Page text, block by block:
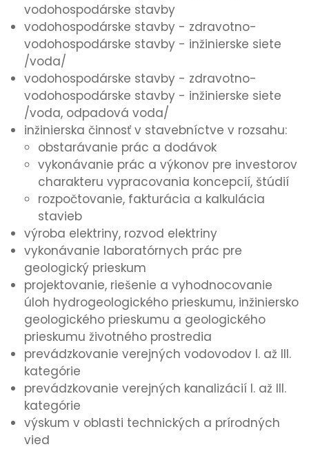
vodohospodárske stavby
vodohospodárske stavby - zdravotno-
vodohospodárske stavby - inžinierske siete
/voda/
vodohospodárske stavby - zdravotno-
vodohospodárske stavby - inžinierske siete
/voda, odpadová voda/
inžinierska činnosť v stavebníctve v rozsahu:
obstarávanie prác a dodávok
vykonávanie prác a výkonov pre investorov
charakteru vypracovania koncepcií, štúdií
rozpočtovanie, fakturácia a kalkulácia
stavieb
výroba elektriny, rozvod elektriny
vykonávanie laboratórnych prác pre
geologický prieskum
projektovanie, riešenie a vyhodnocovanie
úloh hydrogeologického prieskumu, inžiniersko
geologického prieskumu a geologického
prieskumu životného prostredia
prevádzkovanie verejných vodovodov I. až III.
kategórie
prevádzkovanie verejných kanalizácií I. až III.
kategórie
výskum v oblasti technických a prírodných
vied